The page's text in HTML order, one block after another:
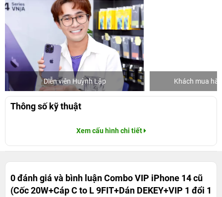
Diễn viên Huỳnh Lập Khách mua
Thông số kỹ thuật
Xem cấu hình chi tiết
0 đánh giá và bình luậnCombo VIP iPhone 14 cũ
(Cốc 20W+Cáp C to L 9FIT+Dán DEKEY+VIP 1 đổi 1